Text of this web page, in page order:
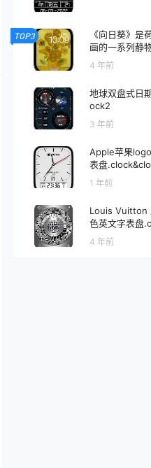
TOP3
《向日葵》是
画的一系列静
watch壁纸表
4 年前
地球双盘式日
ock2
3 年前
Apple苹果
表盘
1 年前
Louis Vuitton
色英文字表盘
4 年前